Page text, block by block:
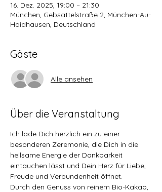
16. Dez. 2025, 19:00 – 21:30
München, Gebsattelstraße 2, München-Au-
Haidhausen, Deutschland
Gäste
Alle ansehen
Über die Veranstaltung
Ich lade Dich herzlich ein zu einer
besonderen Zeremonie, die Dich in die
heilsame Energie der Dankbarkeit
eintauchen lässt und Dein Herz für Liebe,
Freude und Verbundenheit öffnet.
Durch den Genuss von reinem Bio-Kakao,